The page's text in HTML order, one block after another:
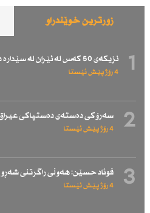
زۆرترین خوێندراو
1 نزیكەی 50 كەس لە ئێران لە سێدارە دراون
4 رۆژ پێش ئێستا
2 سەرۆكی دەستەی دەستپاكی
4 رۆژ پێش ئێستا
3 فوئاد حسێن: هەوڵی راگرتنی
4 رۆژ پێش ئێستا